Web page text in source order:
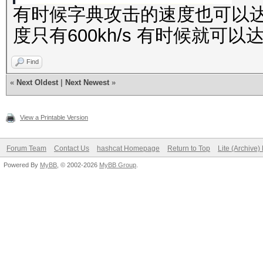
有时候字典攻击的速度也可以
度只有600kh/s 有时候就可以
Find
« Next Oldest Next Newest »
View a Printable Version
Forum Team Contact Us hashcat Homepage Return to Top Lite (Archive)
Powered By MyBB , © 2002-2026 MyBB Group